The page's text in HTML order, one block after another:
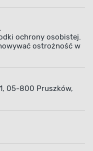
ochrony osobistej.
ostrożność w
05-800 Pruszków,